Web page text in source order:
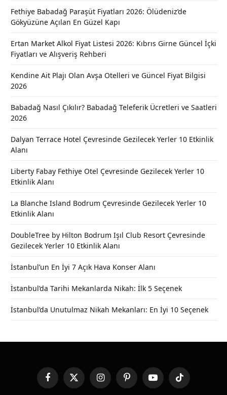
Fethiye Babadağ Paraşüt Fiyatları 2026: Ölüdeniz’de
Gökyüzüne Açılan En Güzel Kapı
Ertan Market Alkol Fiyat Listesi 2026: Kıbrıs Girne Güncel İçki
Fiyatları ve Alışveriş Rehberi
Kendine Ait Plajı Olan Avşa Otelleri ve Güncel Fiyat Bilgisi
2026
Babadağ Nasıl Çıkılır? Babadağ Teleferik Ücretleri ve Saatleri
2026
Dalyan Terrace Hotel Çevresinde Gezilecek Yerler 10 Etkinlik
Alanı
Liberty Fabay Fethiye Otel Çevresinde Gezilecek Yerler 10
Etkinlik Alanı
La Blanche Island Bodrum Çevresinde Gezilecek Yerler 10
Etkinlik Alanı
DoubleTree by Hilton Bodrum Işıl Club Resort Çevresinde
Gezilecek Yerler 10 Etkinlik Alanı
İstanbul’un En İyi 7 Açık Hava Konser Alanı
İstanbul’da Tarihi Mekanlarda Nikah: İlk 5 Seçenek
İstanbul’da Unutulmaz Nikah Mekanları: En İyi 10 Seçenek
FacebookX
(Twitter)
InstagramPinterestYouTubeTikTok